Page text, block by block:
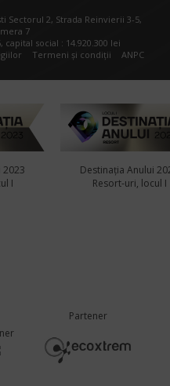
Sectorul 2, Strada Reinvierii 3-5,
7
capital social : 14.920.300 lei
Termeni și condiții ANPC
2023
I
Destinația Anului
Resort-uri, locul I
Partener